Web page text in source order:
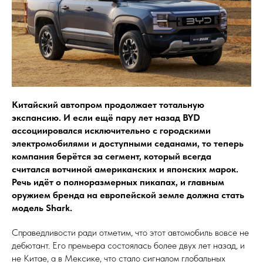
Китайский автопром продолжает тотальную
экспансию. И если ещё пару лет назад BYD
ассоциировался исключительно с городскими
электромобилями и доступными седанами, то теперь
компания берётся за сегмент, который всегда
считался вотчиной американских и японских марок.
Речь идёт о полноразмерных пикапах, и главным
оружием бренда на европейской земле должна стать
модель Shark.
Справедливости ради отметим, что этот автомобиль вовсе не
дебютант. Его премьера состоялась более двух лет назад, и
не Китае, а в Мексике, что стало сигналом глобальных